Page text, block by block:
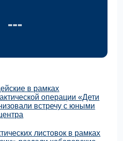
в рамках
операции «Дети
встречу с юными
листовок в рамках